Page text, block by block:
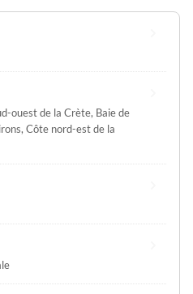
ouest de la Crète, Baie de
, Côte nord-est de la